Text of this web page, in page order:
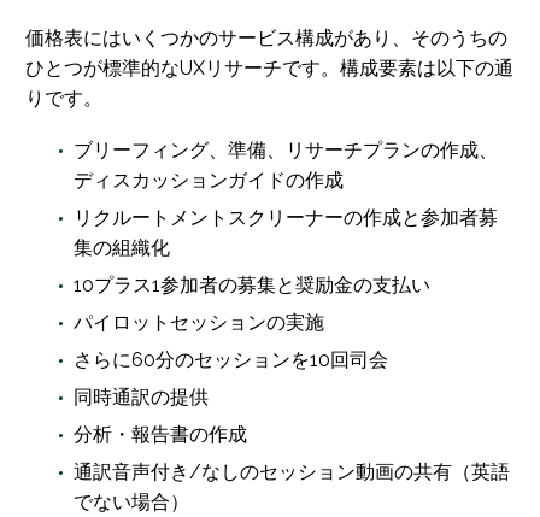
価格表にはいくつかのサービス構成があり、そのうちの
ひとつが標準的なUXリサーチです。構成要素は以下の通
りです。
ブリーフィング、準備、リサーチプランの作成、
ディスカッションガイドの作成
リクルートメントスクリーナーの作成と参加者募
集の組織化
10プラス1参加者の募集と奨励金の支払い
パイロットセッションの実施
さらに60分のセッションを10回司会
同時通訳の提供
分析・報告書の作成
通訳音声付き/なしのセッション動画の共有（英語
でない場合）